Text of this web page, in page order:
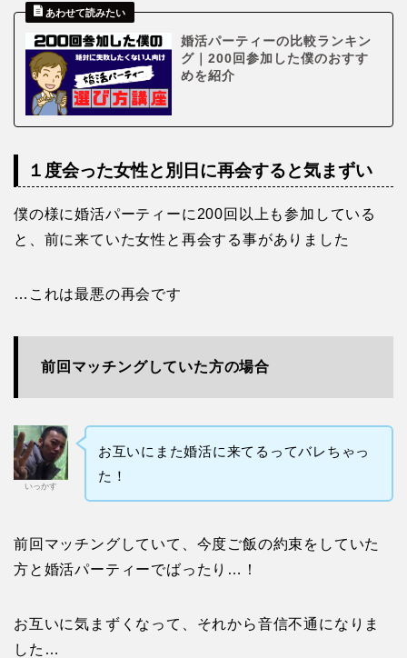
婚活パーティーの比較ランキン
グ｜200回参加した僕のおすす
めを紹介
１度会った女性と別日に再会すると気まずい
僕の様に婚活パーティーに200回以上も参加している
と、前に来ていた女性と再会する事がありました
…これは最悪の再会です
前回マッチングしていた方の場合
いっかす
お互いにまた婚活に来てるってバレちゃっ
た！
前回マッチングしていて、今度ご飯の約束をしていた
方と婚活パーティーでばったり…！
お互いに気まずくなって、それから音信不通になりま
した…